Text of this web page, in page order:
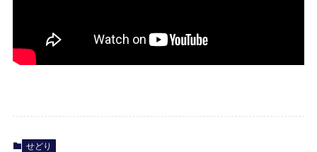
せどり